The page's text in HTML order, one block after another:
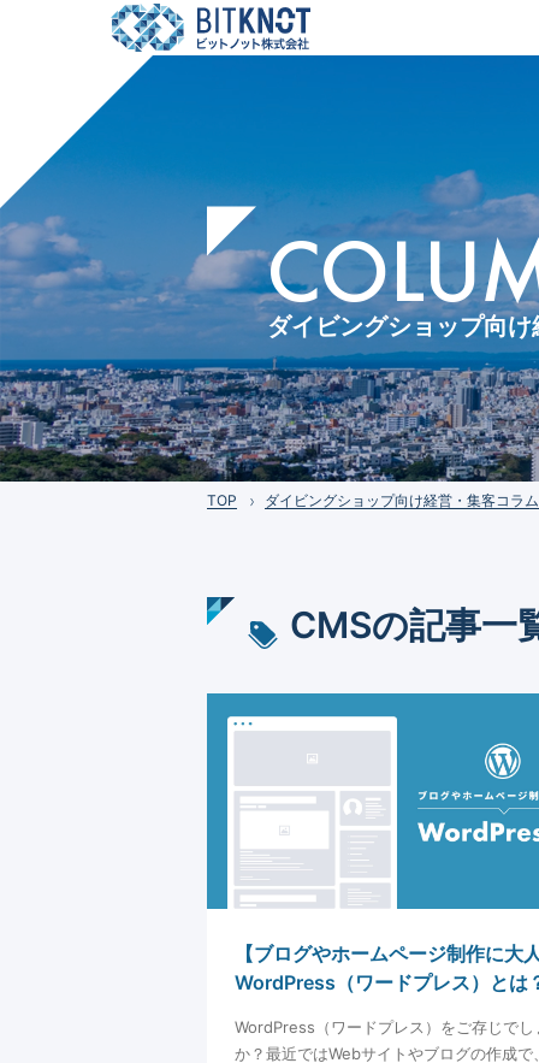
ダイビングショップ向
TOP ダイビングショップ向け経営・集客コラム
CMSの記事一
【ブログやホームページ制作に大
WordPress（ワードプレス）とは
WordPress（ワードプレス）をご存じでし
か？最近ではWebサイトやブログの作成で